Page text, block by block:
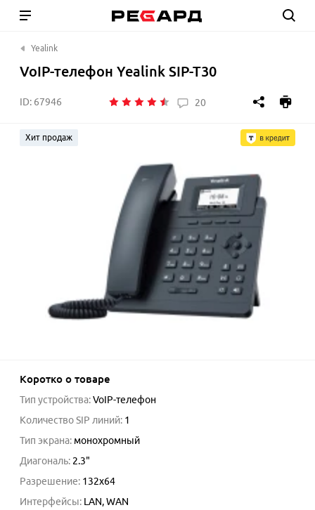
Yealink
VoIP-телефон Yealink SIP-T30
ID: 67946 20
Хит продаж
Коротко о товаре
Тип устройства:VoIP-телефон
Количество SIP линий: 1
Тип экрана: монохромный
Диагональ: 2.3"
Разрешение: 132x64
Интерфейсы: LAN, WAN